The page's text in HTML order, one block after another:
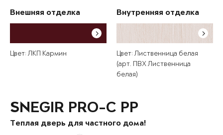
Внешняя отделка
Цвет: ЛКП Кармин
Внутренняя отделка
Цвет: Лиственница белая
(арт. ПВХ Лиственница
белая)
SNEGIR PRO-C PP
Теплая дверь для частного дома!